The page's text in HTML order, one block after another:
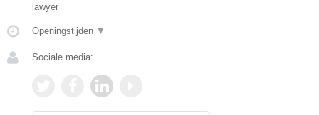
lawyer
Openingstijden ▼
Sociale media: